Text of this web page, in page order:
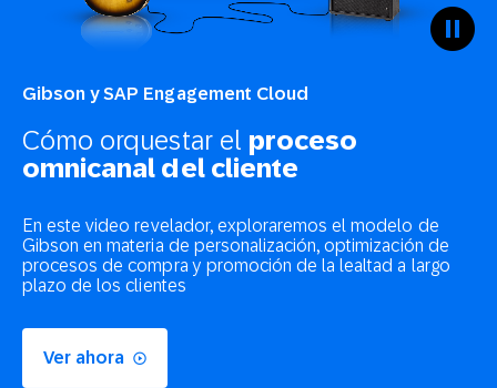
Gibson y SAP Engagement Cloud
Cómo orquestar el proceso
omnicanal del cliente
En este video revelador, exploraremos el modelo de
Gibson en materia de personalización, optimización de
procesos de compra y promoción de la lealtad a largo
plazo de los clientes
Ver ahora